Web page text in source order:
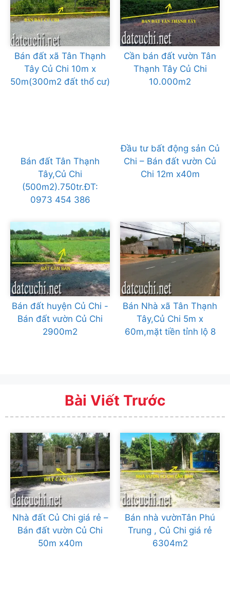
Bán đất xã Tân Thạnh
Tây Củ Chi 10m x
50m(300m2 đất thổ cư)
Cần bán đất vườn Tân
Thạnh Tây Củ Chi
10.000m2
Bán đất Tân Thạnh
Tây,Củ Chi
(500m2).750tr.ĐT:
0973 454 386
Đầu tư bất động sản Củ
Chi – Bán đất vườn Củ
Chi 12m x40m
Bán đất huyện Củ Chi -
Bán đất vườn Củ Chi
2900m2
Bán Nhà xã Tân Thạnh
Tây,Củ Chi 5m x
60m,mặt tiền tỉnh lộ 8
Bài Viết Trước
Nhà đất Củ Chi giá rẻ –
Bán đất vườn Củ Chi
50m x40m
Bán nhà vườnTân Phú
Trung , Củ Chi giá rẻ
6304m2